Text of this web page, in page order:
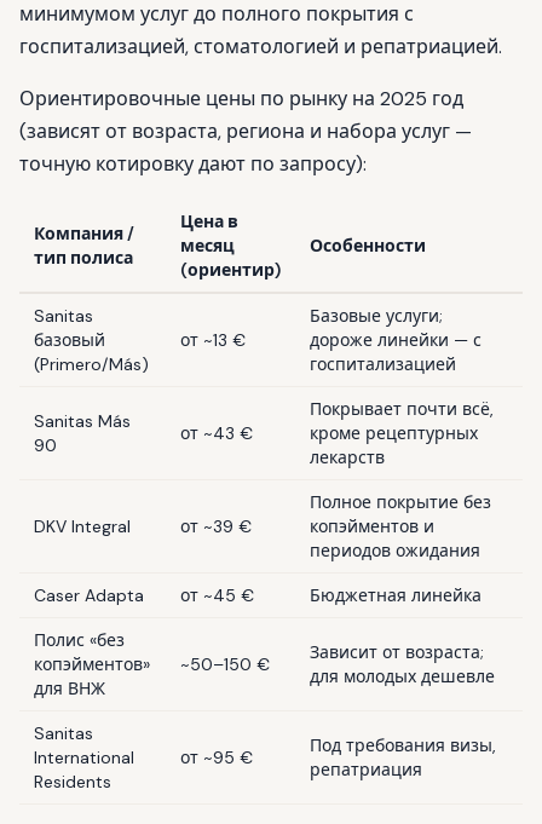
минимумом услуг до полного покрытия с
госпитализацией, стоматологией и репатриацией.
Ориентировочные цены по рынку на 2025 год
(зависят от возраста, региона и набора услуг —
точную котировку дают по запросу):
Компания /
тип полиса
Цена в
месяц
(ориентир)
Особенности
Sanitas
базовый
(Primero/Más)
от ~13 €
Базовые услуги;
дороже линейки — с
госпитализацией
Sanitas Más
90
от ~43 €
Покрывает почти всё,
кроме рецептурных
лекарств
DKV Integral от ~39 €
Полное покрытие без
копэйментов и
периодов ожидания
Caser Adapta от ~45 € Бюджетная линейка
Полис «без
копэйментов»
для ВНЖ
~50–150 €
Зависит от возраста;
для молодых дешевле
Sanitas
International
Residents
от ~95 €
Под требования визы,
репатриация